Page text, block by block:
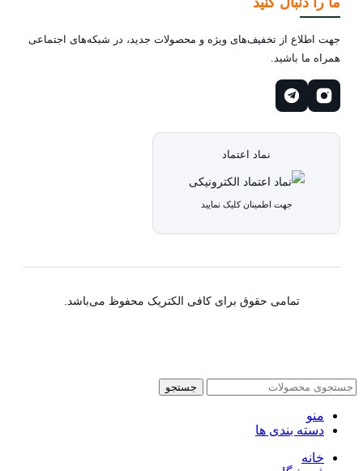
جهت اطلاع از تخفیف‌های ویژه و محصولات جدید، در شبکه‌های اجتماعی
همراه ما باشید.
نماد اعتماد
جهت اطمینان کلیک نمایید
تمامی حقوق برای کافی الکتریک محفوظ می‌باشد.
جستجو
منو
دسته بندی ها
خانه